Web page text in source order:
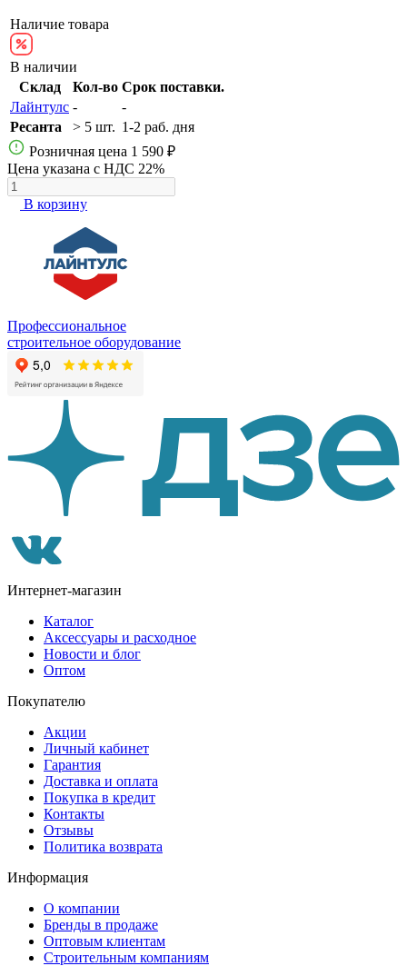
Наличие товара
В наличии
Склад
Кол-во Срок поставки.
Лайнтулс -
-
Ресанта
> 5 шт. 1-2 раб. дня
Розничная цена 1 590 ₽
Цена указана с НДС 22%
В корзину
Профессиональное
строительное оборудование
Интернет-магазин
Каталог
Аксессуары и расходное
Новости и блог
Оптом
Покупателю
Акции
Личный кабинет
Гарантия
Доставка и оплата
Покупка в кредит
Контакты
Отзывы
Политика возврата
Информация
О компании
Бренды в продаже
Оптовым клиентам
Строительным компаниям